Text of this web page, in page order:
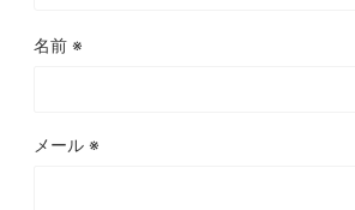
名前 ※
メール ※